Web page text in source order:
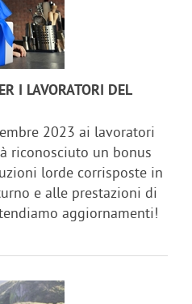
I LAVORATORI DEL
2023 ai lavoratori
riconosciuto un bonus
lorde corrisposte in
e alle prestazioni di
aggiornamenti!